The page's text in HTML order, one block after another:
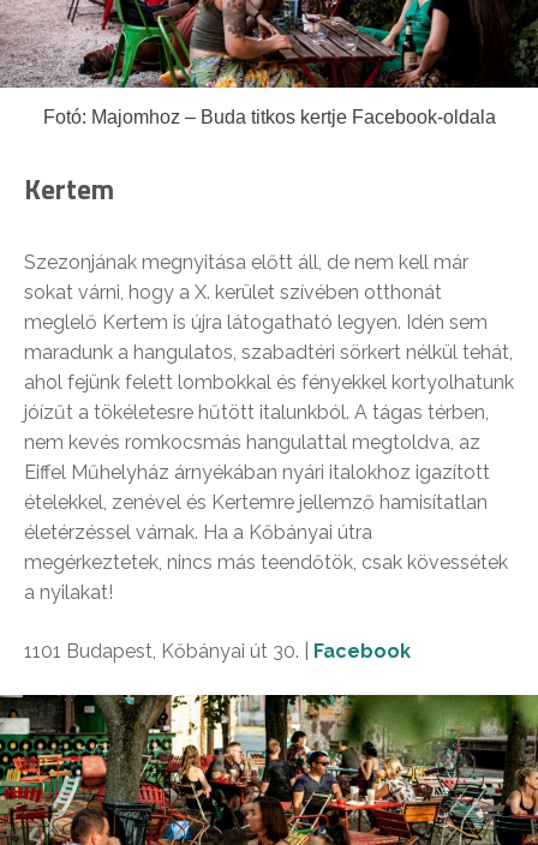
Fotó: Majomhoz – Buda titkos kertje Facebook-oldala
Kertem
Szezonjának megnyitása előtt áll, de nem kell már
sokat várni, hogy a X. kerület szívében otthonát
meglelő Kertem is újra látogatható legyen. Idén sem
maradunk a hangulatos, szabadtéri sörkert nélkül tehát,
ahol fejünk felett lombokkal és fényekkel kortyolhatunk
jóízűt a tökéletesre hűtött italunkból. A tágas térben,
nem kevés romkocsmás hangulattal megtoldva, az
Eiffel Műhelyház árnyékában nyári italokhoz igazított
ételekkel, zenével és Kertemre jellemző hamisítatlan
életérzéssel várnak. Ha a Kőbányai útra
megérkeztetek, nincs más teendőtök, csak kövessétek
a nyilakat!
1101 Budapest, Kőbányai út 30. | Facebook